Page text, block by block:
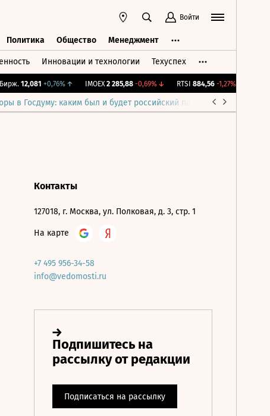
Войти
Политика Общество Менеджмент
Инновации и технологии Техуспех
12,081 +0,76%↑ IMOEX 2 285,88 -0,69%↓ RTSI 884,56 -1,27%↓
в Госдуму: каким был и будет российский парламент
Контакты
127018, г. Москва, ул. Полковая, д. 3, стр. 1
На карте
+7 495 956-34-58
info@vedomosti.ru